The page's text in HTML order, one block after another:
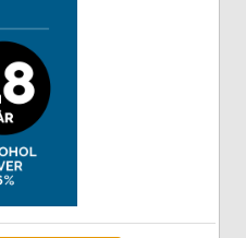
to zoom